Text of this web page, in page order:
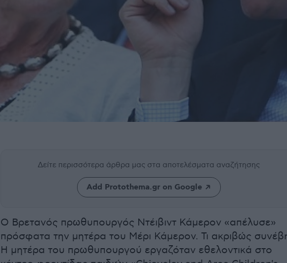
Δείτε περισσότερα άρθρα μας στα αποτελέσματα αναζήτησης
Add Protothema.gr on Google
Ο Βρετανός πρωθυπουργός Ντέιβιντ Κάμερον «απέλυσε»
πρόσφατα την μητέρα του Μέρι Κάμερον. Τι ακριβώς
Η μητέρα του πρωθυπουργού εργαζόταν εθελοντικά στο